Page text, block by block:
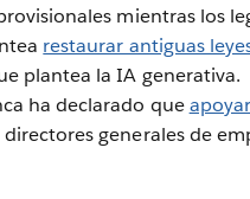
mientras los
restaurar antiguas
plantea la IA generativa.
ha declarado que
generales de